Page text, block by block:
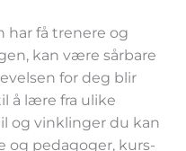
har få trenere og
kan være sårbare
for deg blir
å lære fra ulike
og vinklinger du kan
og pedagoger, kurs-